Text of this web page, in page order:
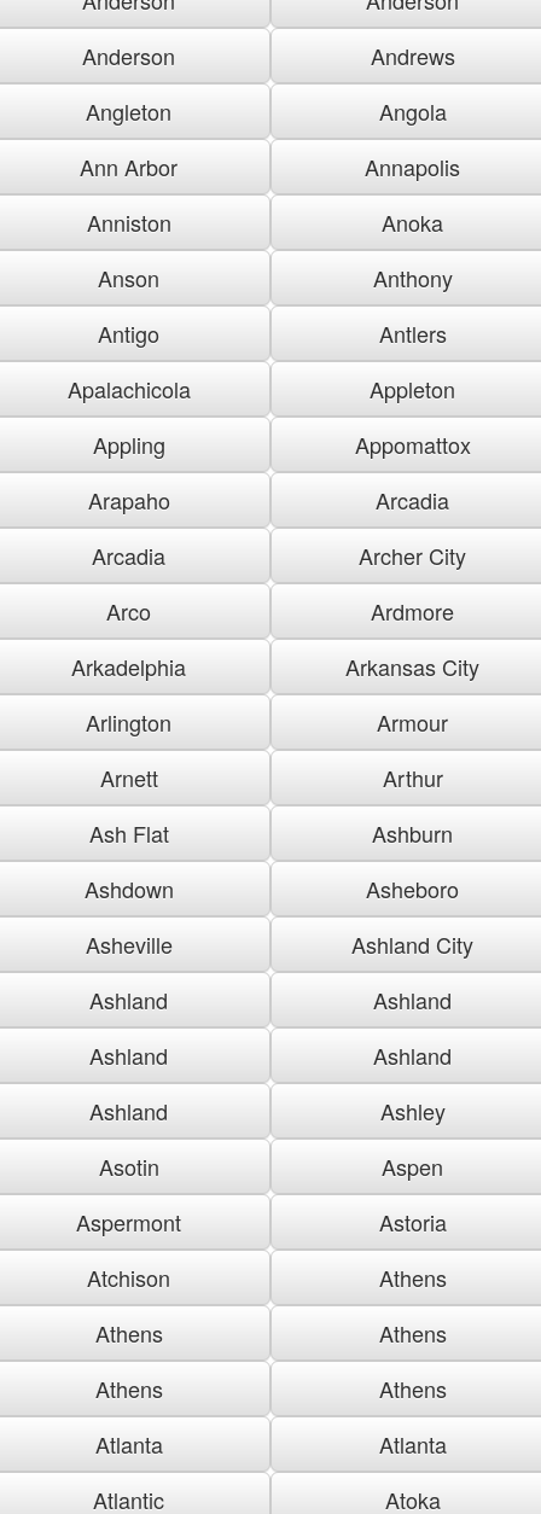
Anderson
Andrews
Angleton
Angola
Ann Arbor
Annapolis
Anniston
Anoka
Anson
Anthony
Antigo
Antlers
Apalachicola
Appleton
Appling
Appomattox
Arapaho
Arcadia
Arcadia
Archer City
Arco
Ardmore
Arkadelphia
Arkansas City
Arlington
Armour
Arnett
Arthur
Ash Flat
Ashburn
Ashdown
Asheboro
Asheville
Ashland City
Ashland
Ashland
Ashland
Ashland
Ashland
Ashley
Asotin
Aspen
Aspermont
Astoria
Atchison
Athens
Athens
Athens
Athens
Athens
Atlanta
Atlanta
Atlantic
Atoka